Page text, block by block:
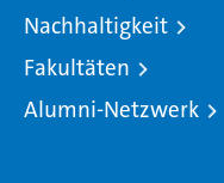
Nachhaltigkeit
Fakultäten
Alumni-Netzwerk